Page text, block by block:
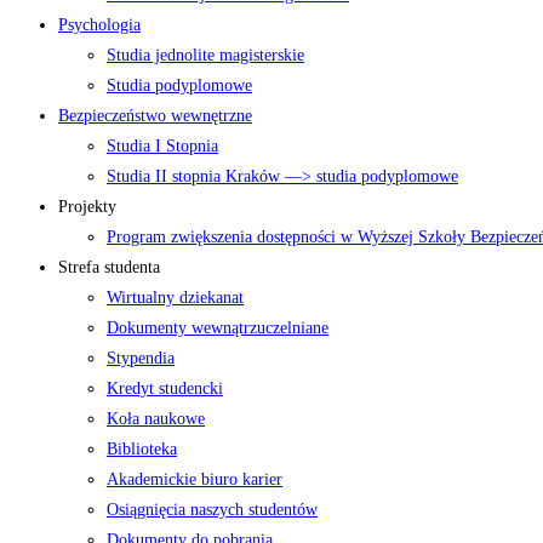
Psychologia
Studia jednolite magisterskie
Studia podyplomowe
Bezpieczeństwo wewnętrzne
Studia I Stopnia
Studia II stopnia Kraków —> studia podyplomowe
Projekty
Program zwiększenia dostępności w Wyższej Szkoły
Strefa studenta
Wirtualny dziekanat
Dokumenty wewnątrzuczelniane
Stypendia
Kredyt studencki
Koła naukowe
Biblioteka
Akademickie biuro karier
Osiągnięcia naszych studentów